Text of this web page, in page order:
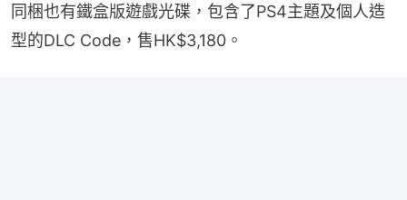
同梱也有鐵盒版遊戲光碟，包含了PS4主題及個人造
型的DLC Code，售HK$3,180。